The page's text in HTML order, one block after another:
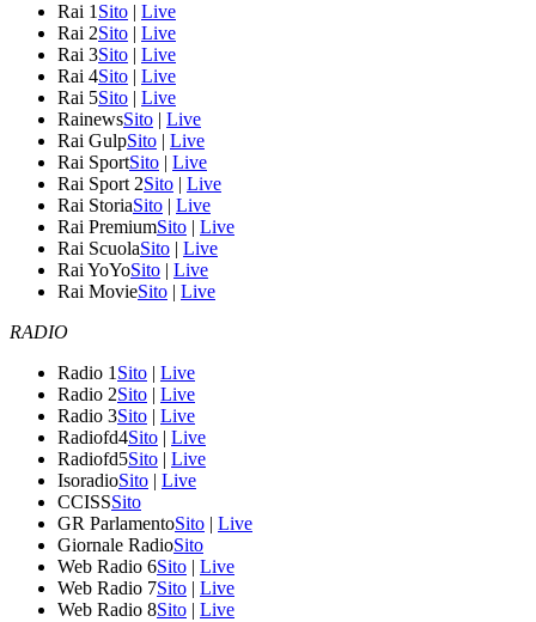
Rai 1 Sito | Live
Rai 2Sito | Live
Rai 3Sito | Live
Rai 4Sito | Live
Rai 5Sito | Live
RainewsSito | Live
Rai GulpSito | Live
Rai SportSito | Live
Rai Sport 2Sito | Live
Rai StoriaSito | Live
Rai PremiumSito | Live
Rai ScuolaSito | Live
Rai YoYoSito | Live
Rai MovieSito | Live
RADIO
Radio 1 Sito | Live
Radio 2Sito | Live
Radio 3Sito | Live
Radiofd4Sito | Live
Radiofd5Sito | Live
IsoradioSito | Live
CCISSSito
GR ParlamentoSito | Live
Giornale RadioSito
Web Radio 6Sito | Live
Web Radio 7Sito | Live
Web Radio 8Sito | Live